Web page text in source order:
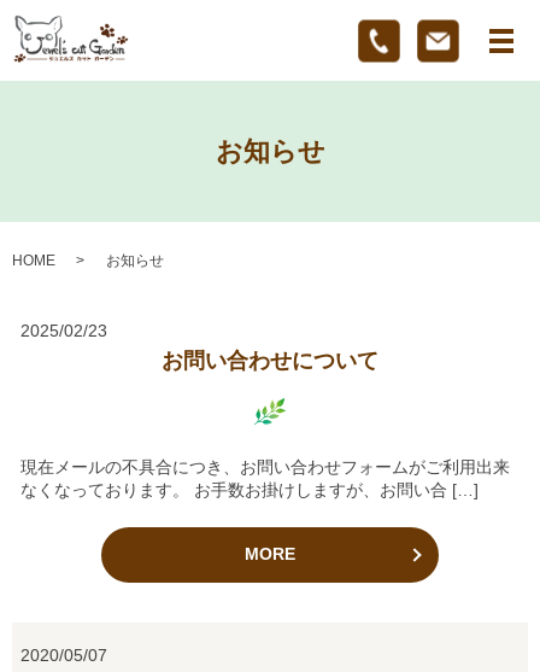
メ
お知らせ
HOME お知らせ
2025/02/23
お問い合わせについて
現在メールの不具合につき、お問い合わせフォームがご利用出来
なくなっております。 お手数お掛けしますが、お問い合 […]
MORE
2020/05/07